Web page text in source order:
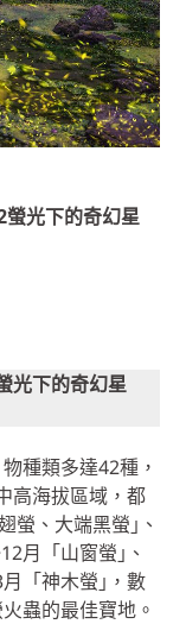
光下的奇幻星
光下的奇幻星
種類多達42種，
高海拔區域，都
螢、大端黑螢｣、
月「山窗螢｣、
「神木螢｣，數
蟲的最佳寶地。